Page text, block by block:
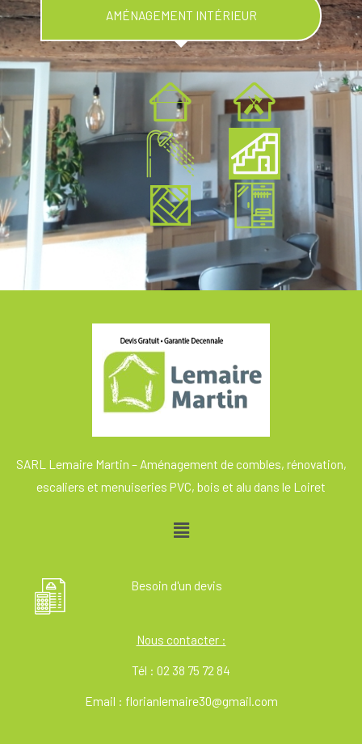
AMÉNAGEMENT INTÉRIEUR
SARL Lemaire Martin – Aménagement de combles, rénovation,
escaliers et menuiseries PVC, bois et alu dans le Loiret
Menu
Besoin d'un devis
Nous contacter :
Tél : 02 38 75 72 84
Email : florianlemaire30@gmail.com